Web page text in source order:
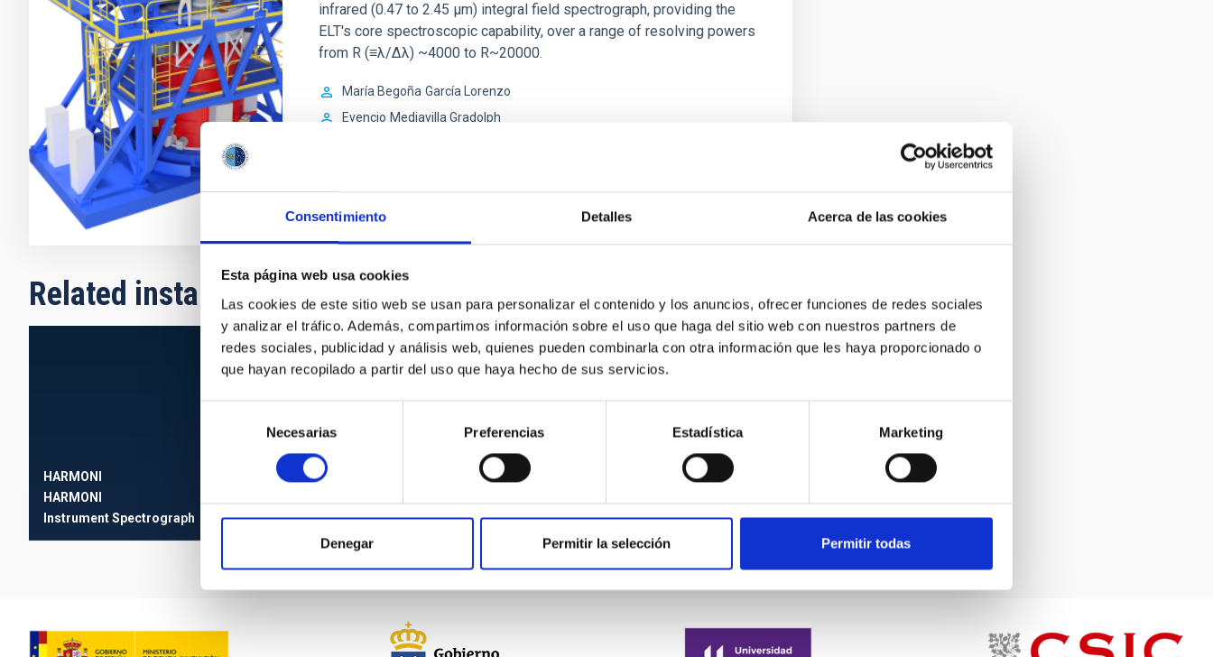
Consentimiento Detalles Acerca de las cookies
Esta página web usa cookies
Las cookies de este sitio web se usan para personalizar el contenido y los anuncios, ofrecer funciones de redes sociales
y analizar el tráfico. Además, compartimos información sobre el uso que haga del sitio web con nuestros partners de
redes sociales, publicidad y análisis web, quienes pueden combinarla con otra información que les haya proporcionado o
que hayan recopilado a partir del uso que haya hecho de sus servicios.
consentimiento
Necesarias Preferencias Estadística Marketing
Denegar Permitir la selección Permitir todas
infrared (0.47 to 2.45 µm) integral field spectrograph, providing the
ELT's core spectroscopic capability, over a range of resolving powers
from R (≡λ/Δλ) ~4000 to R~20000.
María Begoña García Lorenzo
Evencio Mediavilla Gradolph
Related installations
HARMONI
HARMONI
InstrumentSpectrograph
E-ELT
European Extremely Large
Nocturnal